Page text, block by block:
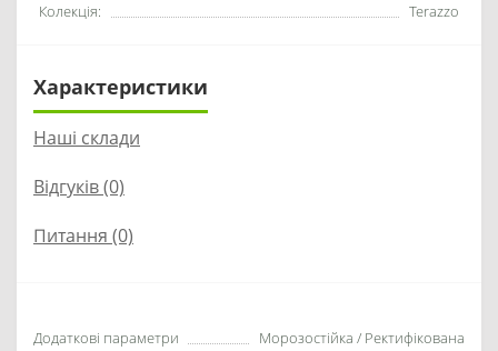
Колекція:
Terazzo
Характеристики
Наші склади
Відгуків (0)
Питання (0)
Додаткові параметри
Морозостійка / Ректифікована